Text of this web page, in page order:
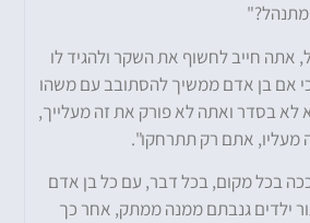
אתה חייב לחשוף את השקר ולהגיד לו
אם בן אדם ממשיך להסתובב עם משהו
בסדר ואתה לא פורק את זה מעלייך,
מעליו, אתם רק תתרחקו".
בכל מקום, בכל דבר, עם כל בן אדם
ילדים גנבתם ממנה ממתק, אחר כך